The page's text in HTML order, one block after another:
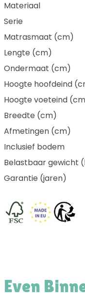
Materiaal
Serie
Matrasmaat (cm)
Lengte (cm)
Ondermaat (cm)
Hoogte hoofdeind
Hoogte voeteind
Breedte (cm)
Afmetingen (cm)
Inclusief bodem
Belastbaar gewicht
Garantie (jaren)
Even